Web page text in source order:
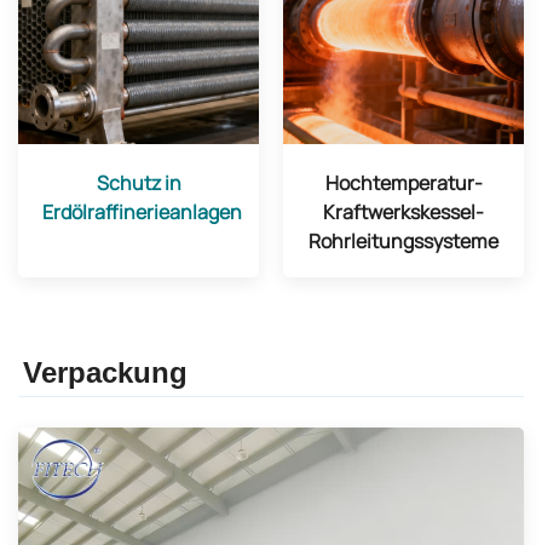
Schutz in
Erdölraffinerieanlagen
Hochtemperatur-
Kraftwerkskessel-
Rohrleitungssysteme
Verpackung